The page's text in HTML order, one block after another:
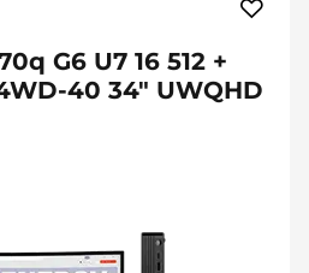
G6 U7 16 512 +
40 34" UWQHD